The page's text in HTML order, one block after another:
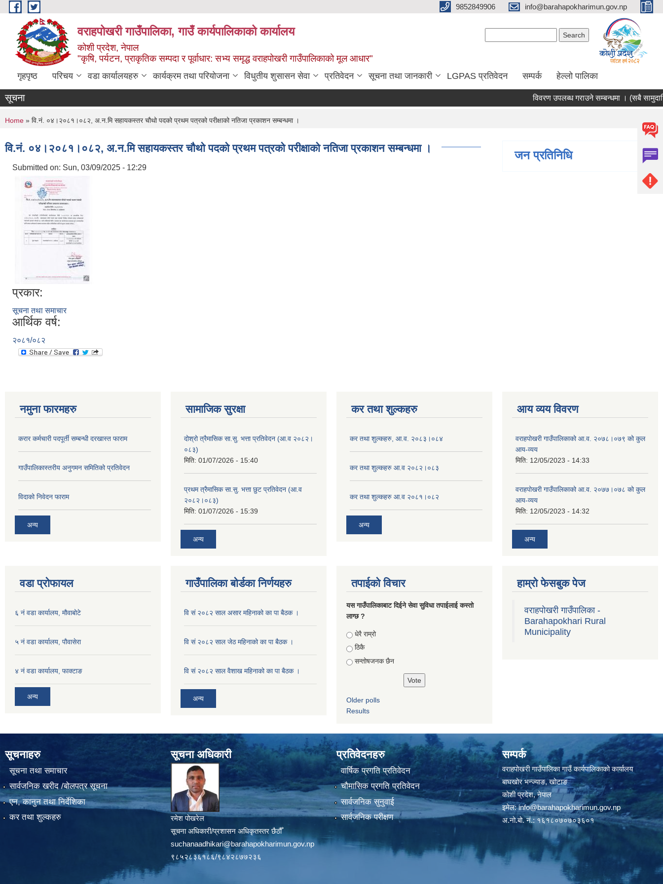
Skip to main content 9852849906 info@barahapokharimun.gov.np
वराहपोखरी गाउँपालिका, गाउँ कार्यपालिकाको कार्यालय
कोशी प्रदेश, नेपाल
"कृषि, पर्यटन, प्राकृतिक सम्पदा र पूर्वाधार: सभ्य समृद्ध वराहपोखरी गाउँपालिकाको मूल आधार"
गृहपृष्ठ परिचय वडा कार्यालयहरु कार्यक्रम तथा परियोजना विधुतीय शुसासन सेवा प्रतिवेदन सूचना तथा जानकारी LGPAS प्रतिवेदन सम्पर्क हेल्लो पालिका
सूचना विवरण उपलब्ध गराउने सम्बन्धमा । (सबै सामुदायिक
You are here
Home » वि.नं. ०४।२०८१।०८२, अ.न.मि सहायकस्तर चौथो पदको प्रथम पत्रको परीक्षाको नतिजा प्रकाशन सम्बन्धमा ।
वि.नं. ०४।२०८१।०८२, अ.न.मि सहायकस्तर चौथो पदको प्रथम पत्रको परीक्षाको नतिजा प्रकाशन सम्बन्धमा ।
Submitted on: Sun, 03/09/2025 - 12:29
प्रकार:
सूचना तथा समाचार
आर्थिक वर्ष:
२०८१/०८२
जन प्रतिनिधि
नमुना फारमहरु
करार कर्मचारी पदपूर्ती सम्बन्धी दरखास्त फाराम
गाउँपालिकास्तरीय अनुगमन समितिको प्रतिवेदन
विदाको निवेदन फाराम
अन्य
सामाजिक सुरक्षा
दोश्रो त्रैमासिक सा.सु. भत्ता प्रतिवेदन (आ.व २०८२।
०८३)
मिति: 01/07/2026 - 15:40
प्रथम त्रैमासिक सा.सु. भत्ता छुट प्रतिवेदन (आ.व
२०८२।०८३)
मिति: 01/07/2026 - 15:39
अन्य
कर तथा शुल्कहरु
कर तथा शुल्कहरु, आ.व. २०८३।०८४
कर तथा शुल्कहरु आ.व २०८२।०८३
कर तथा शुल्कहरु आ.व २०८१।०८२
अन्य
आय व्यय विवरण
वराहपोखरी गाउँपालिकाको आ.व. २०७८।०७९ को कुल
आय-व्यय
मिति: 12/05/2023 - 14:33
वराहपोखरी गाउँपालिकाको आ.व. २०७७।०७८ को कुल
आय-व्यय
मिति: 12/05/2023 - 14:32
अन्य
वडा प्रोफायल
६ नं वडा कार्यालय, मौवाबोटे
५ नं वडा कार्यालय, पौवासेरा
४ नं वडा कार्यालय, फाक्टाङ
अन्य
गाउँपालिका बोर्डका निर्णयहरु
वि सं २०८२ साल असार महिनाको का पा बैठक ।
वि सं २०८२ साल जेठ महिनाको का पा बैठक ।
वि सं २०८२ साल वैशाख महिनाको का पा बैठक ।
अन्य
तपाईको विचार
यस गाउँपालिकाबाट दिईने सेवा सुविधा तपाईलाई कस्तो
लाग्छ ?
Choices
धेरै राम्रो
ठिकै
सन्तोषजनक छैन
Older polls
Results
हाम्रो फेसबुक पेज
वराहपोखरी गाउँपालिका -
Barahapokhari Rural
Municipality
सूचनाहरु
सूचना तथा समाचार
सार्वजनिक खरीद /बोलपत्र सूचना
एन, कानुन तथा निर्देशिका
कर तथा शुल्कहरु
सूचना अधिकारी
रमेश पोखरेल
सूचना अधिकारी/प्रशासन अधिकृतस्तर छैठौँ
suchanaadhikari@barahapokharimun.gov.np
९८५२८३६१८६/९८४२८७७२३६
प्रतिवेदनहरु
वार्षिक प्रगति प्रतिवेदन
चौमासिक प्रगति प्रतिवेदन
सार्वजनिक सुनुवाई
सार्वजनिक परीक्षण
सम्पर्क
वराहपोखरी गाउँपालिका गाउँ कार्यपालिकाको कार्यालय
बाघखोर भन्ज्याङ, खोटाङ
कोशी प्रदेश, नेपाल
इमेल:info@barahapokharimun.gov.np
अ.नो.बो. नं.: १६१८०७०७०३६०१